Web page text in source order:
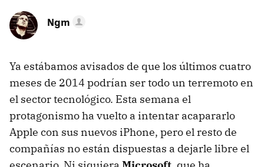
Ngm
Ya estábamos avisados de que los últimos cuatro
meses de 2014 podrían ser todo un terremoto en
el sector tecnológico. Esta semana el
protagonismo ha vuelto a intentar acapararlo
Apple con sus nuevos iPhone, pero el resto de
compañías no están dispuestas a dejarle libre el